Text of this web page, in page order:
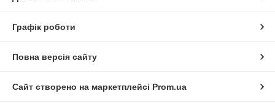
Графік роботи
Повна версія сайту
Сайт створено на маркетплейсі Prom.ua